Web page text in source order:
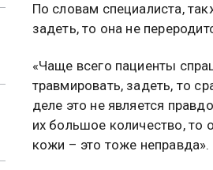
По словам специалиста,
задеть, то она не
«Чаще всего пациенты
травмировать, задеть, то
деле это не является
их большое количество, то
кожи – это тоже неправда».